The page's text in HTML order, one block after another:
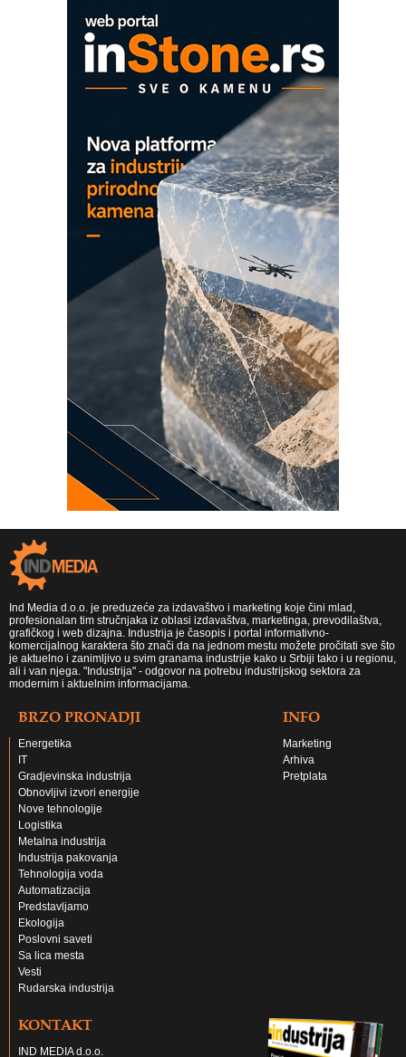
OBO sistemi mrežastih nosača kablova
Proizvodnja iC7 Hybrid 1500 VDC
mrežnog pretvarača sa tečnim
hlađenjem
Ind Media d.o.o. je preduzeće za izdavaštvo i marketing koje čini mlad,
profesionalan tim stručnjaka iz oblasi izdavaštva, marketinga, prevodilaštva,
grafičkog i web dizajna. Industrija je časopis i portal informativno-
komercijalnog karaktera što znači da na jednom mestu možete pročitati sve što
je aktuelno i zanimljivo u svim granama industrije kako u Srbiji tako i u regionu,
ali i van njega. "Industrija" - odgovor na potrebu industrijskog sektora za
modernim i aktuelnim informacijama.
BRZO PRONADJI
Energetika
IT
Gradjevinska industrija
Obnovljivi izvori energije
Nove tehnologije
Logistika
Metalna industrija
Industrija pakovanja
Tehnologija voda
Automatizacija
Predstavljamo
Ekologija
Poslovni saveti
Sa lica mesta
Vesti
Rudarska industrija
INFO
Marketing
Arhiva
Pretplata
KONTAKT
IND MEDIA d.o.o.